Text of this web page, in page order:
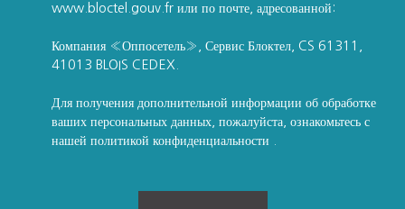
www.bloctel.gouv.fr или по почте, адресованной:
Компания «Оппосетель», Сервис Блоктел, CS 61311,
41013 BLOIS CEDEX.
Для получения дополнительной информации об обработке
ваших персональных данных, пожалуйста, ознакомьтесь с
нашей политикой конфиденциальности